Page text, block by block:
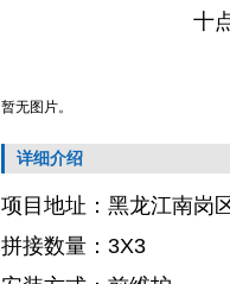
十
暂无图片。
详细介绍
项目地址：黑龙江南岗
拼接数量：3X3